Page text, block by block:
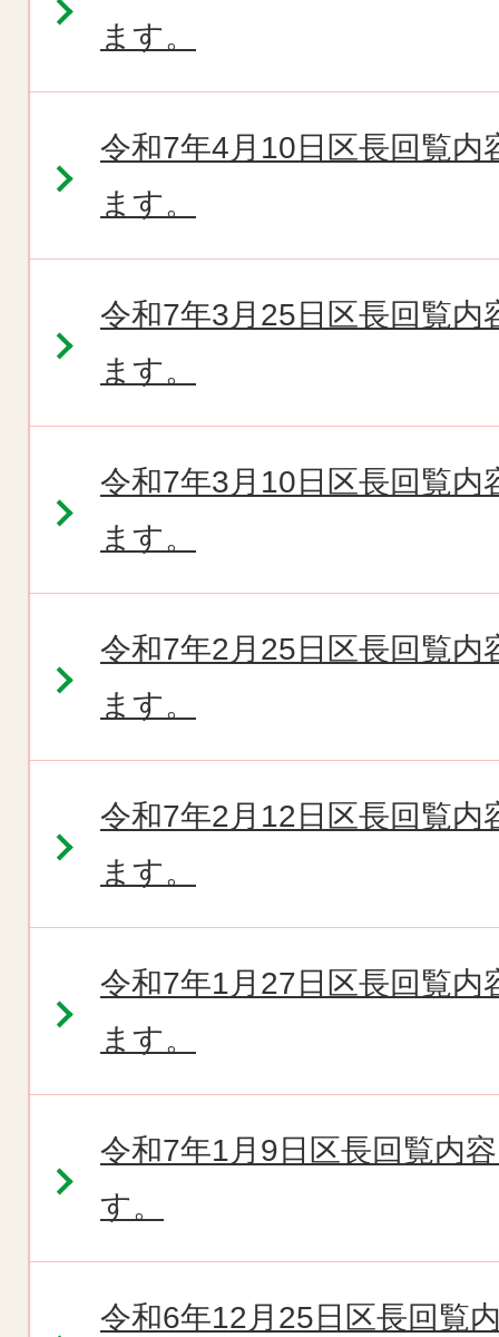
ます。
令和7年4月10日区長回覧
ます。
令和7年3月25日区長回覧
ます。
令和7年3月10日区長回覧
ます。
令和7年2月25日区長回覧
ます。
令和7年2月12日区長回覧
ます。
令和7年1月27日区長回覧
ます。
令和7年1月9日区長回覧内
す。
令和6年12月25日区長回覧